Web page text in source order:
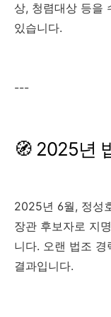
상, 청렴대상 등을
있습니다.
---
🧭 2025년
2025년 6월, 정성
장관 후보자로 지
니다. 오랜 법조
결과입니다.